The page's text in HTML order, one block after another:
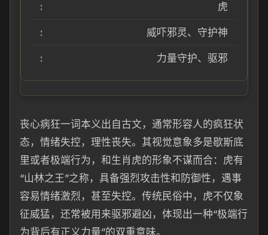
虎
威吓邪灵、守护神
力量守护、驱邪
丧心病狂一词本义出自古文，通常形容人的疯狂状
态，情绪失控，理性丧失。其视觉意象多是歇斯底
里或者极端行为，和生肖虎的形象不谋而合：虎有
“山林之王”之称，具备强烈攻击性和防御性，遇事
容易情绪激烈，甚至失控。传统民俗中，虎不仅象
征威猛，还常被用来驱邪避凶，体现出一种“极端行
为背后有正义力量”的双重意味。